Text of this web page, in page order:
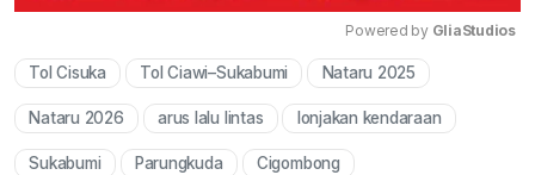
Powered by GliaStudios
Tol Cisuka Tol Ciawi–Sukabumi Nataru 2025
Nataru 2026 arus lalu lintas lonjakan kendaraan
Sukabumi Parungkuda Cigombong